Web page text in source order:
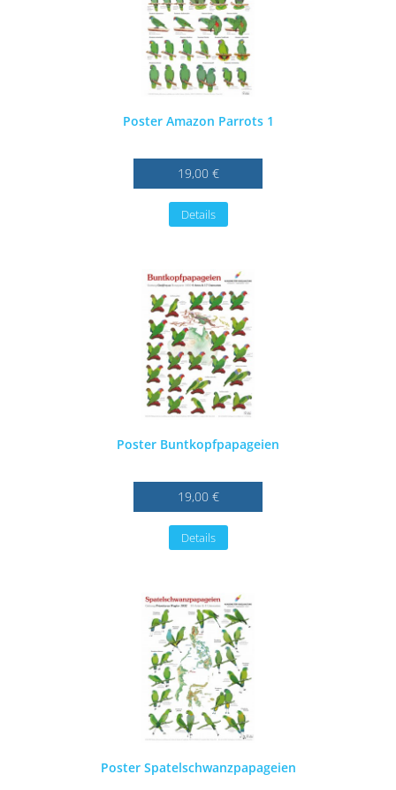
Poster Amazon Parrots 1
19,00 €
Details
Poster Buntkopfpapageien
19,00 €
Details
Poster Spatelschwanzpapageien